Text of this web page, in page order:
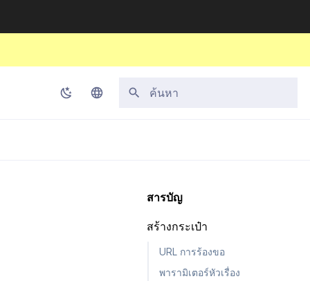
สารบัญ
สร้างกระเป๋า
URL การร้องขอ
พารามิเตอร์หัวเรื่อง